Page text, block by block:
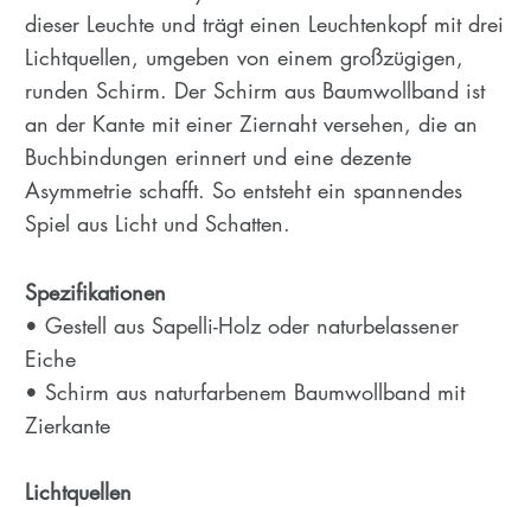
dieser Leuchte und trägt einen Leuchtenkopf mit drei
Lichtquellen, umgeben von einem großzügigen,
runden Schirm. Der Schirm aus Baumwollband ist
an der Kante mit einer Ziernaht versehen, die an
Buchbindungen erinnert und eine dezente
Asymmetrie schafft. So entsteht ein spannendes
Spiel aus Licht und Schatten.
Spezifikationen
• Gestell aus Sapelli-Holz oder naturbelassener
Eiche
• Schirm aus naturfarbenem Baumwollband mit
Zierkante
Lichtquellen